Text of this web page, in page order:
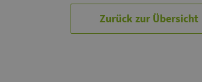
Zurück zur Übersicht